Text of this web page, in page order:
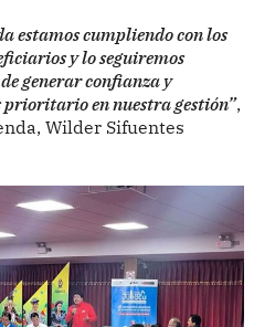
estamos cumpliendo con los
y lo seguiremos
generar confianza y
prioritario en nuestra gestión”,
Wilder Sifuentes